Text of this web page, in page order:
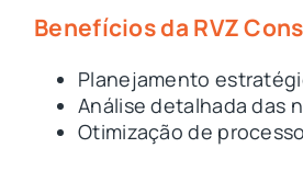
Benefícios da RVZ
Planejamento
Análise detalhada das
Otimização de